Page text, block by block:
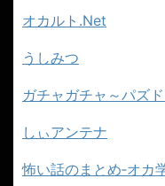
オカルト.Net
うしみつ
ガチャガチャ～パズ
しぃアンテナ
怖い話のまとめ‐オカ